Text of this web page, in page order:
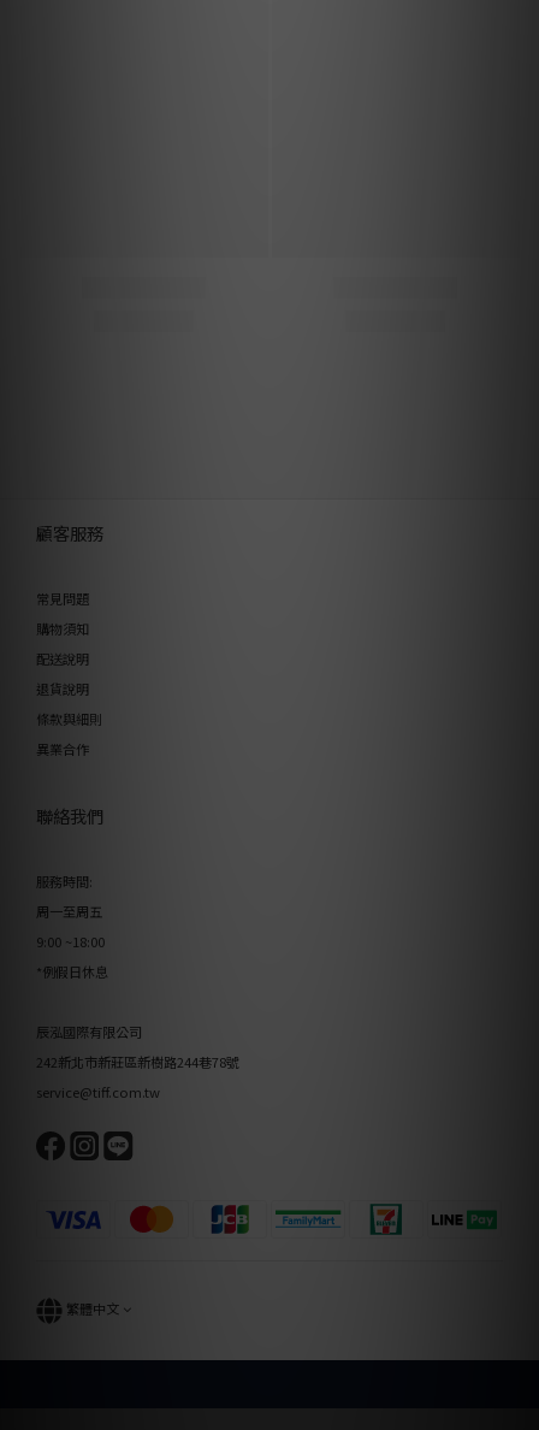
顧客服務
常見問題
購物須知
配送說明
退貨說明
條款與細則
異業合作
聯絡我們
服務時間:
周一至周五
9:00 ~18:00
*例假日休息
辰泓國際有限公司
242新北市新莊區新樹路244巷78號
service@tiff.com.tw
繁體中文